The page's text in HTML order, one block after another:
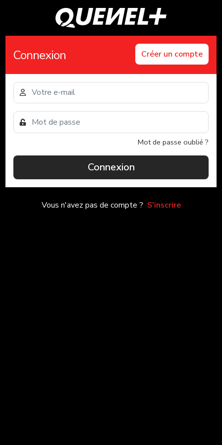
Connexion Créer un compte
Mot de passe oublié ?
Connexion
Vous n'avez pas de compte ? S'inscrire